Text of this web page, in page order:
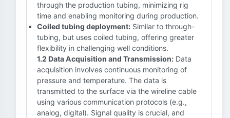
through the production tubing, minimizing rig
time and enabling monitoring during production.
Coiled tubing deployment: Similar to through-
tubing, but uses coiled tubing, offering greater
flexibility in challenging well conditions.
1.2 Data Acquisition and Transmission: Data
acquisition involves continuous monitoring of
pressure and temperature. The data is
transmitted to the surface via the wireline cable
using various communication protocols (e.g.,
analog, digital). Signal quality is crucial, and